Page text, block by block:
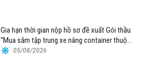
Gia hạn thời gian nộp hồ sơ đề xuất Gói thầu
“Mua sắm tập trung xe nâng container thuộc
Tổng công ty Hàng hải Việt Nam – CTCP”
05/08/2026